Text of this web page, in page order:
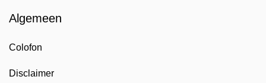
Algemeen
Colofon
Disclaimer